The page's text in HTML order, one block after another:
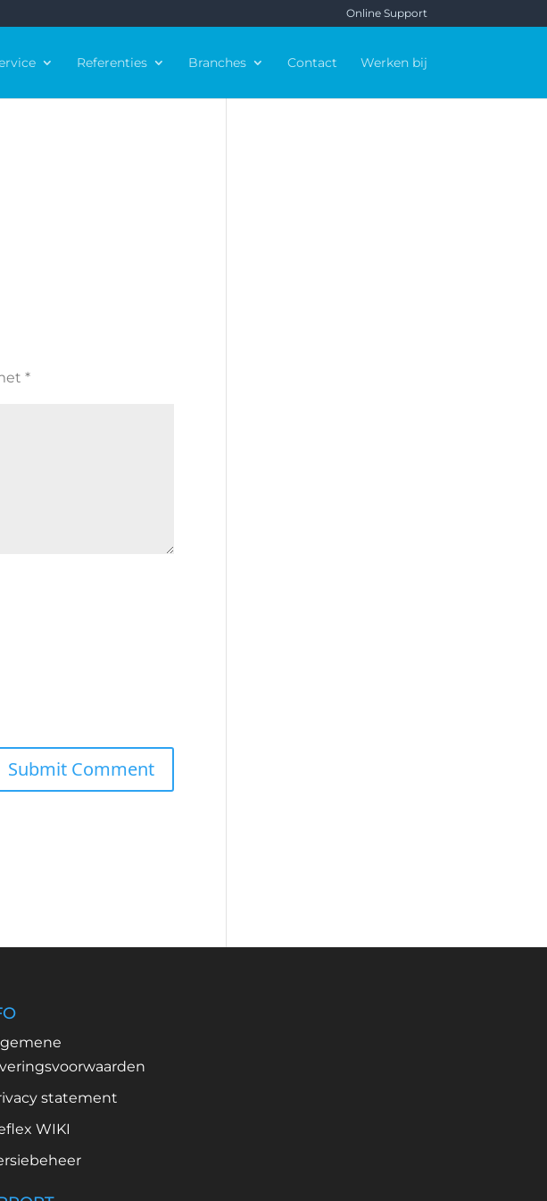
Online Support
Referenties Branches Contact Werken bij
*
statement
WIKI